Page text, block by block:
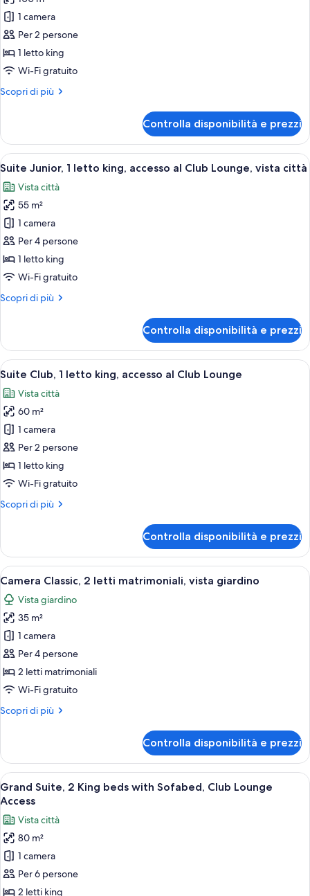
Club
Lounge
per
Suite
panoramica,
1
king
1 camera
Per 2 persone
1 letto king
Wi-Fi gratuito
Scopri di più
Altri
panoramica,
letto
Controlla disponibilità e prezzi
Apri
tutte
le
foto
per
Suite
Junior,
1
king,
Club
Lounge,
vista
città
Camera d'albergo con un letto
5
Suite Junior, 1 letto king, accesso al Club Lounge, vista città
Vista città
55 m²
1 camera
Per 4 persone
1 letto king
Wi-Fi gratuito
Scopri di più
Altri
Junior,
letto
accesso
al
Club
Lounge,
vista
città
Controlla disponibilità e prezzi
Apri
tutte
le
foto
per
Suite
Club,
1
king,
Club
Lounge
Un bagno moderno con uno
1
Suite Club, 1 letto king, accesso al Club Lounge
Vista città
60 m²
1 camera
Per 2 persone
1 letto king
Wi-Fi gratuito
Scopri di più
Altri
Club,
letto
king,
accesso
al
Club
Lounge
Controlla disponibilità e prezzi
Apri
tutte
le
foto
per
Camera
Classic,
2
matrimoniali,
Camera d'albergo con due letti, una
2
Camera Classic, 2 letti matrimoniali, vista giardino
Vista giardino
35 m²
1 camera
Per 4 persone
2 letti matrimoniali
Wi-Fi gratuito
Scopri di più
Altri
Classic,
letti
matrimoniali,
giardino
Controlla disponibilità e prezzi
Apri
tutte
le
foto
per
Grand
Suite,
2
Grand Suite, 2 King beds with
4
Grand Suite, 2 King beds with Sofabed, Club Lounge
Access
Vista città
80 m²
1 camera
Per 6 persone
2 letti king